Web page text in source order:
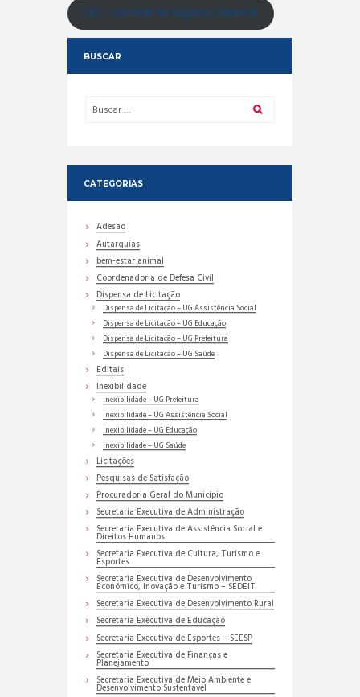
CRC – Certidão de Registro Cadastral
BUSCAR
CATEGORIAS
Adesão
Autarquias
bem-estar animal
Coordenadoria de Defesa Civil
Dispensa de Licitação
Dispensa de Licitação – UG Assistência Social
Dispensa de Licitação – UG Educação
Dispensa de Licitação – UG Prefeitura
Dispensa de Licitação – UG Saúde
Editais
Inexibilidade
Inexibilidade – UG Prefeitura
Inexibilidade – UG Assistência Social
Inexibilidade – UG Educação
Inexibilidade – UG Saúde
Licitações
Pesquisas de Satisfação
Procuradoria Geral do Município
Secretaria Executiva de Administração
Secretaria Executiva de Assistência Social e
Direitos Humanos
Secretaria Executiva de Cultura, Turismo e
Esportes
Secretaria Executiva de Desenvolvimento
Econômico, Inovação e Turismo – SEDEIT
Secretaria Executiva de Desenvolvimento Rural
Secretaria Executiva de Educação
Secretaria Executiva de Esportes – SEESP
Secretaria Executiva de Finanças e
Planejamento
Secretaria Executiva de Meio Ambiente e
Desenvolvimento Sustentável